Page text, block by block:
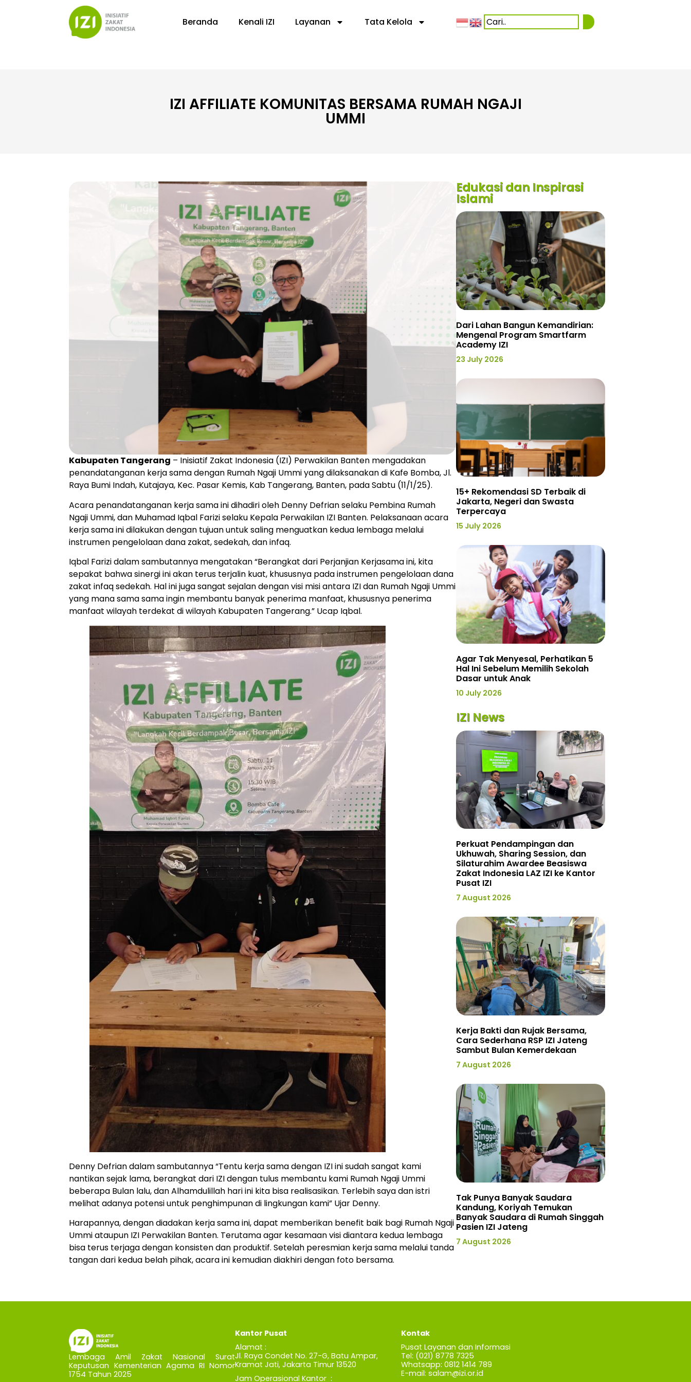
Beranda Kenali IZI Layanan Tata Kelola
IZI AFFILIATE KOMUNITAS BERSAMA RUMAH NGAJI
UMMI
Kabupaten Tangerang – Inisiatif Zakat Indonesia (IZI) Perwakilan Banten mengadakan
penandatanganan kerja sama dengan Rumah Ngaji Ummi yang dilaksanakan di Kafe Bomba, Jl.
Raya Bumi Indah, Kutajaya, Kec. Pasar Kemis, Kab Tangerang, Banten, pada Sabtu (11/1/25).
Acara penandatanganan kerja sama ini dihadiri oleh Denny Defrian selaku Pembina Rumah
Ngaji Ummi, dan Muhamad Iqbal Farizi selaku Kepala Perwakilan IZI Banten. Pelaksanaan acara
kerja sama ini dilakukan dengan tujuan untuk saling menguatkan kedua lembaga melalui
instrumen pengelolaan dana zakat, sedekah, dan infaq.
Iqbal Farizi dalam sambutannya mengatakan “Berangkat dari Perjanjian Kerjasama ini, kita
sepakat bahwa sinergi ini akan terus terjalin kuat, khususnya pada instrumen pengelolaan dana
zakat infaq sedekah. Hal ini juga sangat sejalan dengan visi misi antara IZI dan Rumah Ngaji Ummi
yang mana sama sama ingin membantu banyak penerima manfaat, khususnya penerima
manfaat wilayah terdekat di wilayah Kabupaten Tangerang.” Ucap Iqbal.
Denny Defrian dalam sambutannya “Tentu kerja sama dengan IZI ini sudah sangat kami
nantikan sejak lama, berangkat dari IZI dengan tulus membantu kami Rumah Ngaji Ummi
beberapa Bulan lalu, dan Alhamdulillah hari ini kita bisa realisasikan. Terlebih saya dan istri
melihat adanya potensi untuk penghimpunan di lingkungan kami” Ujar Denny.
Harapannya, dengan diadakan kerja sama ini, dapat memberikan benefit baik bagi Rumah Ngaji
Ummi ataupun IZI Perwakilan Banten. Terutama agar kesamaan visi diantara kedua lembaga
bisa terus terjaga dengan konsisten dan produktif. Setelah peresmian kerja sama melalui tanda
tangan dari kedua belah pihak, acara ini kemudian diakhiri dengan foto bersama.
Edukasi dan Inspirasi
Islami
Dari Lahan Bangun Kemandirian:
Mengenal Program Smartfarm
Academy IZI
23 July 2026
15+ Rekomendasi SD Terbaik di
Jakarta, Negeri dan Swasta
Terpercaya
15 July 2026
Agar Tak Menyesal, Perhatikan 5
Hal Ini Sebelum Memilih Sekolah
Dasar untuk Anak
10 July 2026
IZI News
Perkuat Pendampingan dan
Ukhuwah, Sharing Session, dan
Silaturahim Awardee Beasiswa
Zakat Indonesia LAZ IZI ke Kantor
Pusat IZI
7 August 2026
Kerja Bakti dan Rujak Bersama,
Cara Sederhana RSP IZI Jateng
Sambut Bulan Kemerdekaan
7 August 2026
Tak Punya Banyak Saudara
Kandung, Koriyah Temukan
Banyak Saudara di Rumah Singgah
Pasien IZI Jateng
7 August 2026
Lembaga Amil Zakat Nasional Surat
Keputusan Kementerian Agama RI Nomor
1754 Tahun 2025
Kantor Pusat
Alamat :
Jl. Raya Condet No. 27-G, Batu Ampar,
Kramat Jati, Jakarta Timur 13520
Jam Operasional Kantor :
Kontak
Pusat Layanan dan Informasi
Tel: (021) 8778 7325
Whatsapp: 0812 1414 789
E-mail: salam@izi.or.id